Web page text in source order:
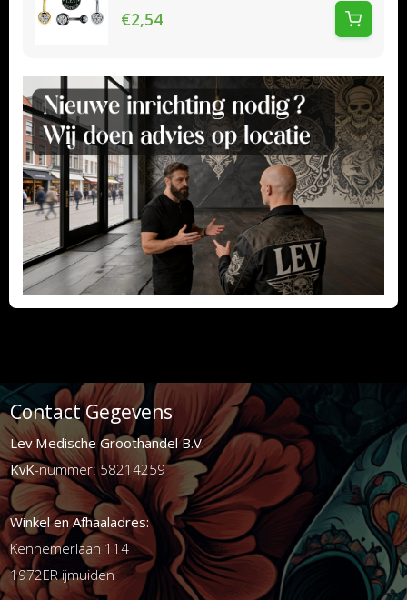
€2,54
Contact Gegevens
Lev Medische Groothandel B.V.
KvK-nummer: 58214259
Winkel en Afhaaladres:
Kennemerlaan 114
1972ER ijmuiden